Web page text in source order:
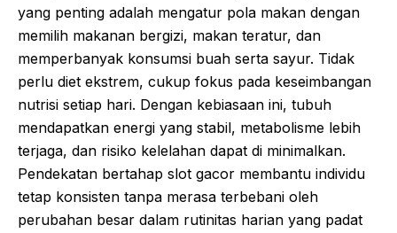
yang penting adalah mengatur pola makan dengan
memilih makanan bergizi, makan teratur, dan
memperbanyak konsumsi buah serta sayur. Tidak
perlu diet ekstrem, cukup fokus pada keseimbangan
nutrisi setiap hari. Dengan kebiasaan ini, tubuh
mendapatkan energi yang stabil, metabolisme lebih
terjaga, dan risiko kelelahan dapat di minimalkan.
Pendekatan bertahap slot gacor membantu individu
tetap konsisten tanpa merasa terbebani oleh
perubahan besar dalam rutinitas harian yang padat